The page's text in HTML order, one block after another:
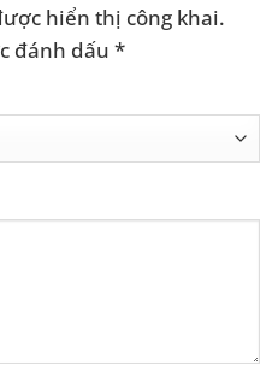
hiển thị công khai.
đánh dấu *